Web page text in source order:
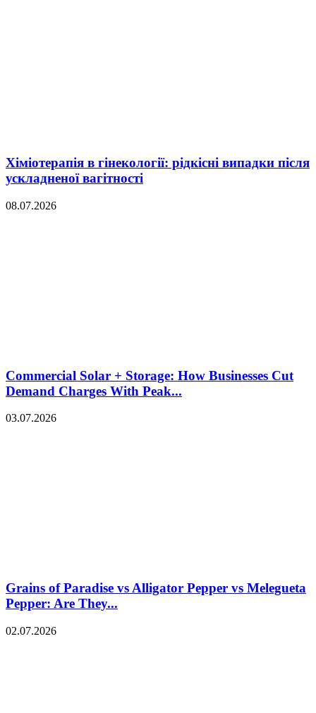
Хіміотерапія в гінекології: рідкісні випадки після
ускладненої вагітності
08.07.2026
Commercial Solar + Storage: How Businesses Cut
Demand Charges With Peak...
03.07.2026
Grains of Paradise vs Alligator Pepper vs Melegueta
Pepper: Are They...
02.07.2026